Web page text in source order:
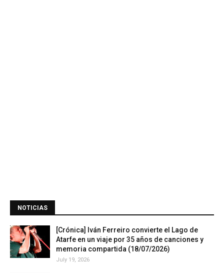
NOTICIAS
[Crónica] Iván Ferreiro convierte el Lago de
Atarfe en un viaje por 35 años de canciones y
memoria compartida (18/07/2026)
July 19, 2026